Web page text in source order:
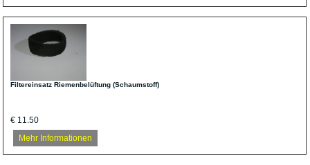
Filtereinsatz Riemenbelüftung (Schaumstoff)
€ 11.50
Mehr Informationen